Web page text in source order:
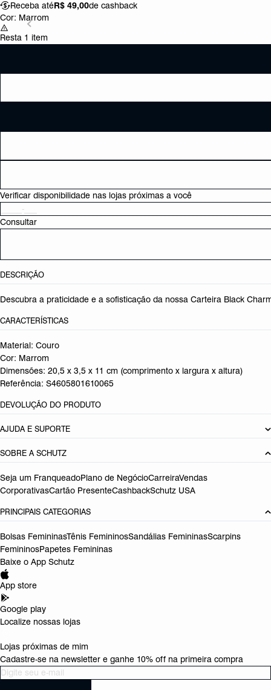
Receba atéR$ 49,00de cashback
Cor: Marrom
Resta 1 item
Verificar disponibilidade nas lojas próximas a você
Consultar
DESCRIÇÃO
Descubra a praticidade e a sofisticação da nossa Carteira Black
CARACTERÍSTICAS
Material: Couro
Cor: Marrom
Dimensões: 20,5 x 3,5 x 11 cm (comprimento x largura x altura)
Referência: S4605801610065
DEVOLUÇÃO DO PRODUTO
AJUDA E SUPORTE
SOBRE A SCHUTZ
Seja um FranqueadoPlano de NegócioCarreiraVendas
CorporativasCartão PresenteCashbackSchutz USA
PRINCIPAIS CATEGORIAS
Bolsas FemininasTênis FemininosSandálias FemininasScarpins
FemininosPapetes Femininas
Baixe o App Schutz
App store
Google play
Localize nossas lojas
Lojas próximas de mim
Cadastre-se na newsletter e ganhe 10% off na primeira compra